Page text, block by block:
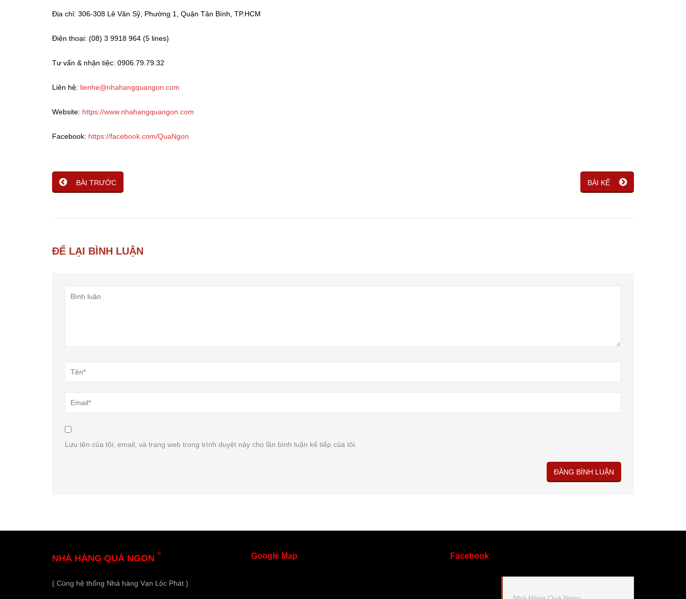
Địa chỉ: 306-308 Lê Văn Sỹ, Phường 1, Quận Tân Bình, TP.HCM
Điện thoại: (08) 3 9918 964 (5 lines)
Tư vấn & nhận tiệc: 0906.79.79.32
Liên hệ: lienhe@nhahangquangon.com
Website: https://www.nhahangquangon.com
Facebook: https://facebook.com/QuaNgon
BÀI TRƯỚC BÀI KẾ
ĐỂ LẠI BÌNH LUẬN
Lưu tên của tôi, email, và trang web trong trình duyệt này cho lần bình luận kế tiếp của tôi.
NHÀ HÀNG QUÁ NGON ®
( Cùng hệ thống Nhà hàng Vạn Lộc Phát )
Google Map Facebook